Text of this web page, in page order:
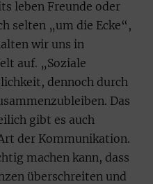
leben Freunde oder
selten „um die Ecke“,
wir uns in
auf. „Soziale
dennoch durch
Das
gibt es auch
der Kommunikation.
machen kann, dass
überschreiten und